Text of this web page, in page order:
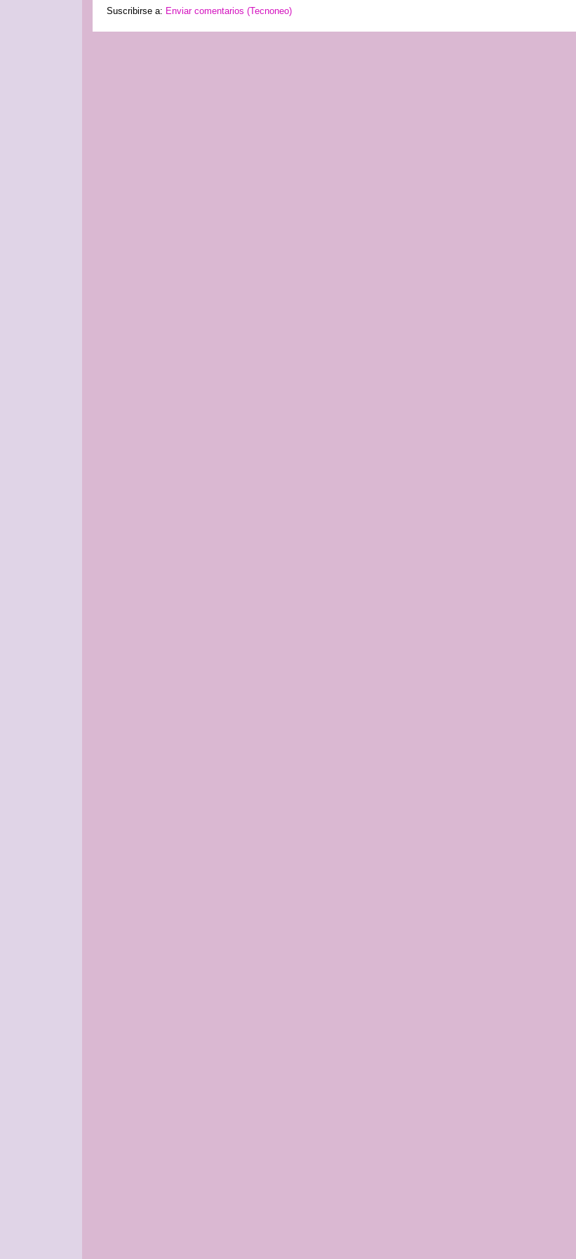
Suscribirse a: Enviar comentarios (Tecnoneo)